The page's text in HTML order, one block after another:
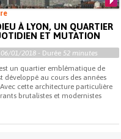
À LYON, UN QUARTIER
ET MUTATION
06/01/2018 - Durée 52 minutes
un quartier emblématique de
développé au cours des années
Avec cette architecture particulière
brutalistes et modernistes